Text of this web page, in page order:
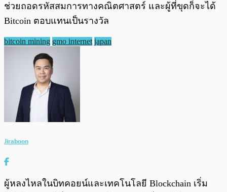
ช่วยถอดรหัสสมการทางคณิตศาสตร์ และผู้ที่ขุดก็จะได้
Bitcoin ตอบแทนเป็นรางวัล
bitcoin mining gmo internet japan
Jiraboon
ผู้หลงไหลในบิทคอยน์และเทคโนโลยี Blockchain เริ่ม